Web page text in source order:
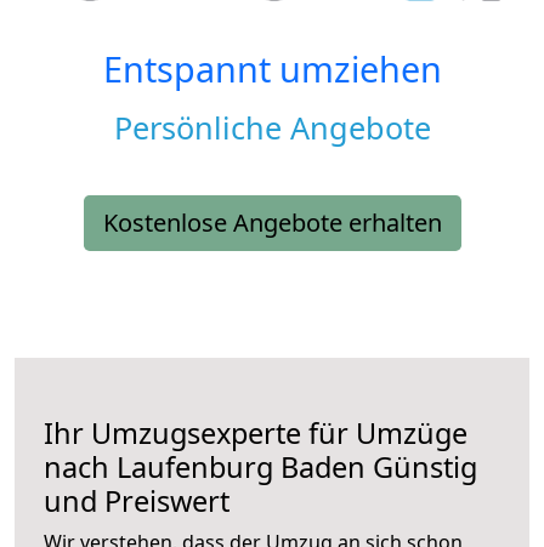
Entspannt umziehen
Persönliche Angebote
Kostenlose Angebote erhalten
Ihr Umzugsexperte für Umzüge
nach Laufenburg Baden Günstig
und Preiswert